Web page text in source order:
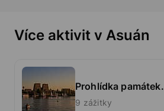
Více aktivit v Asuán
Prohlídka památek.
9 zážitky